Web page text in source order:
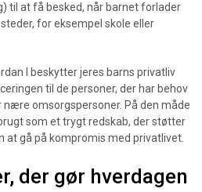
til at få besked, når barnet forlader
for eksempel skole eller
I beskytter jeres barns privatliv
til de personer, der har behov
omsorgspersoner. På den måde
som et trygt redskab, der støtter
at gå på kompromis med privatlivet.
der gør hverdagen